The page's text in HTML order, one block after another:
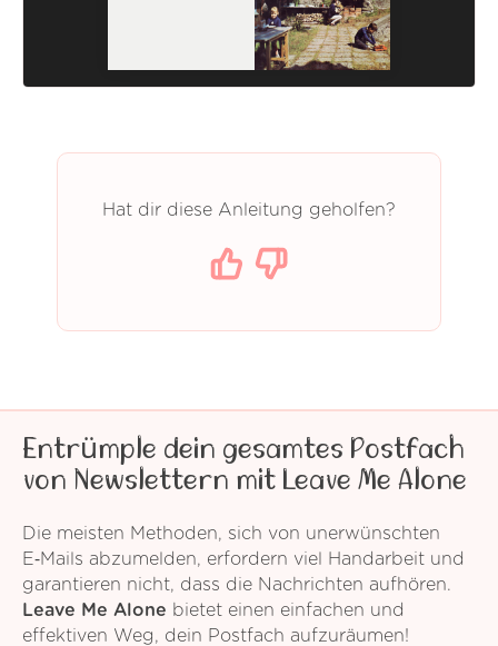
Hat dir diese Anleitung geholfen?
Entrümple dein gesamtes Postfach
von Newslettern mit Leave Me Alone
Die meisten Methoden, sich von unerwünschten
E‑Mails abzumelden, erfordern viel Handarbeit und
garantieren nicht, dass die Nachrichten aufhören.
Leave Me Alone bietet einen einfachen und
effektiven Weg, dein Postfach aufzuräumen!